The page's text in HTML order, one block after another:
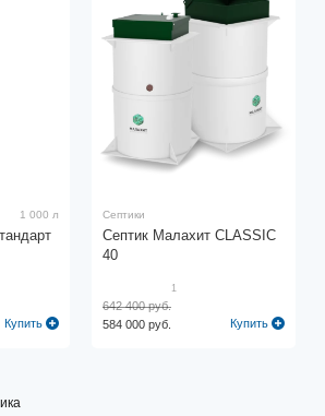
1 000 л
Купить
Септики
Септик Малахит CLASSIC
40
1
584 000 руб.
642 400 руб.
Купить